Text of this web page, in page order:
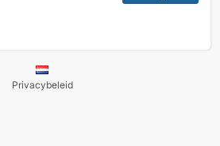
Privacybeleid